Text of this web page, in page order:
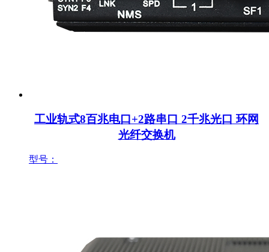
工业轨式8百兆电口+2路串口 2千兆光口 环网
光纤交换机
型号：